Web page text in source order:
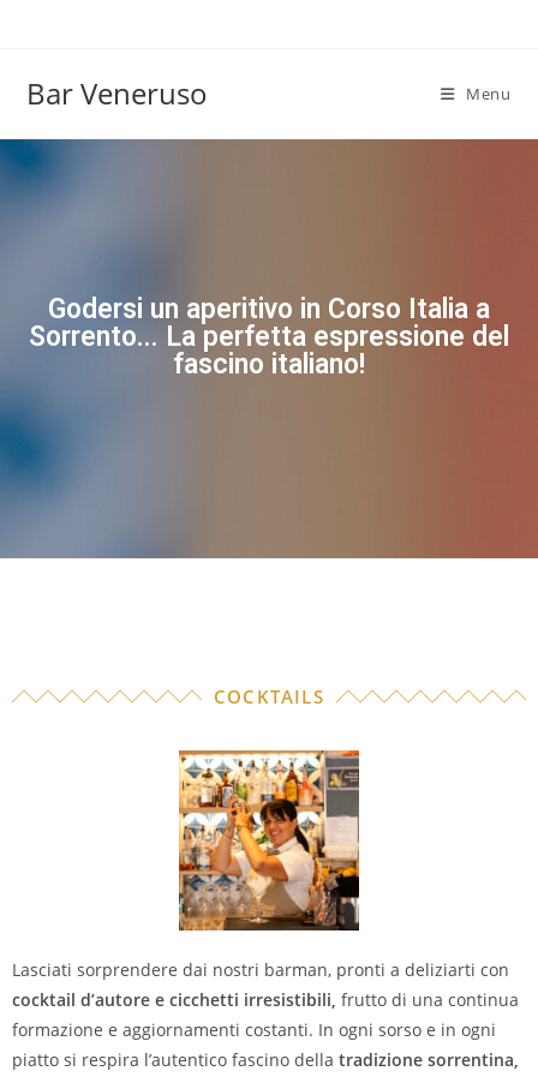
Bar Veneruso Menu
Godersi un aperitivo in Corso Italia a
Sorrento... La perfetta espressione del
fascino italiano!
COCKTAILS
Lasciati sorprendere dai nostri barman, pronti a deliziarti con
cocktail d’autore e cicchetti irresistibili, frutto di una continua
formazione e aggiornamenti costanti. In ogni sorso e in ogni
piatto si respira l’autentico fascino della tradizione sorrentina,